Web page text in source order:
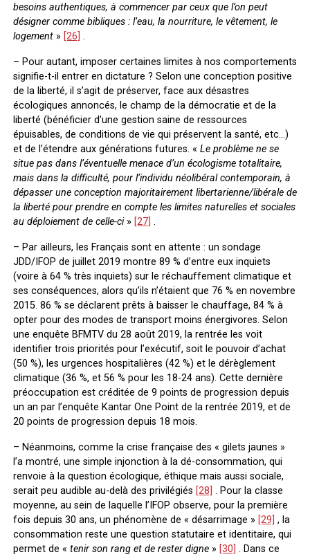
besoins authentiques, à commencer par ceux que l’on peut
désigner comme bibliques : l’eau, la nourriture, le vêtement, le
logement » [26] .
– Pour autant, imposer certaines limites à nos comportements
signifie-t-il entrer en dictature ? Selon une conception positive
de la liberté, il s’agit de préserver, face aux désastres
écologiques annoncés, le champ de la démocratie et de la
liberté (bénéficier d’une gestion saine de ressources
épuisables, de conditions de vie qui préservent la santé, etc…)
et de l’étendre aux générations futures. « Le problème ne se
situe pas dans l’éventuelle menace d’un écologisme totalitaire,
mais dans la difficulté, pour l’individu néolibéral contemporain, à
dépasser une conception majoritairement libertarienne/libérale de
la liberté pour prendre en compte les limites naturelles et sociales
au déploiement de celle-ci » [27] .
– Par ailleurs, les Français sont en attente : un sondage
JDD/IFOP de juillet 2019 montre 89 % d’entre eux inquiets
(voire à 64 % très inquiets) sur le réchauffement climatique et
ses conséquences, alors qu’ils n’étaient que 76 % en novembre
2015. 86 % se déclarent prêts à baisser le chauffage, 84 % à
opter pour des modes de transport moins énergivores. Selon
une enquête BFMTV du 28 août 2019, la rentrée les voit
identifier trois priorités pour l’exécutif, soit le pouvoir d’achat
(50 %), les urgences hospitalières (42 %) et le dérèglement
climatique (36 %, et 56 % pour les 18-24 ans). Cette dernière
préoccupation est créditée de 9 points de progression depuis
un an par l’enquête Kantar One Point de la rentrée 2019, et de
20 points de progression depuis 18 mois.
– Néanmoins, comme la crise française des « gilets jaunes »
l’a montré, une simple injonction à la dé-consommation, qui
renvoie à la question écologique, éthique mais aussi sociale,
serait peu audible au-delà des privilégiés [28] . Pour la classe
moyenne, au sein de laquelle l’IFOP observe, pour la première
fois depuis 30 ans, un phénomène de « désarrimage » [29] , la
consommation reste une question statutaire et identitaire, qui
permet de « tenir son rang et de rester digne» [30] . Dans ce